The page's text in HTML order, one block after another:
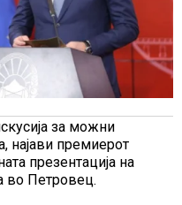
за можни
најави премиерот
презентација на
во Петровец.